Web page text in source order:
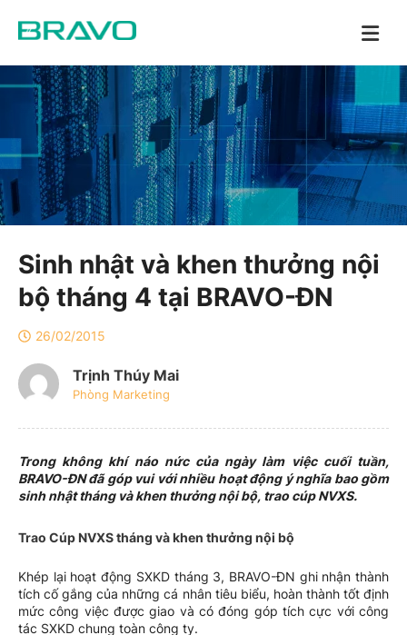
Sinh nhật và khen thưởng nội
bộ tháng 4 tại BRAVO-ĐN
26/02/2015
Trịnh Thúy Mai
Phòng Marketing
Trong không khí náo nức của ngày làm việc cuối tuần,
BRAVO-ĐN đã góp vui với nhiều hoạt động ý nghĩa bao gồm
sinh nhật tháng và khen thưởng nội bộ, trao cúp NVXS.
Trao Cúp NVXS tháng và khen thưởng nội bộ
Khép lại hoạt động SXKD tháng 3, BRAVO-ĐN ghi nhận thành
tích cố gắng của những cá nhân tiêu biểu, hoàn thành tốt định
mức công việc được giao và có đóng góp tích cực với công
tác SXKD chung toàn công ty.